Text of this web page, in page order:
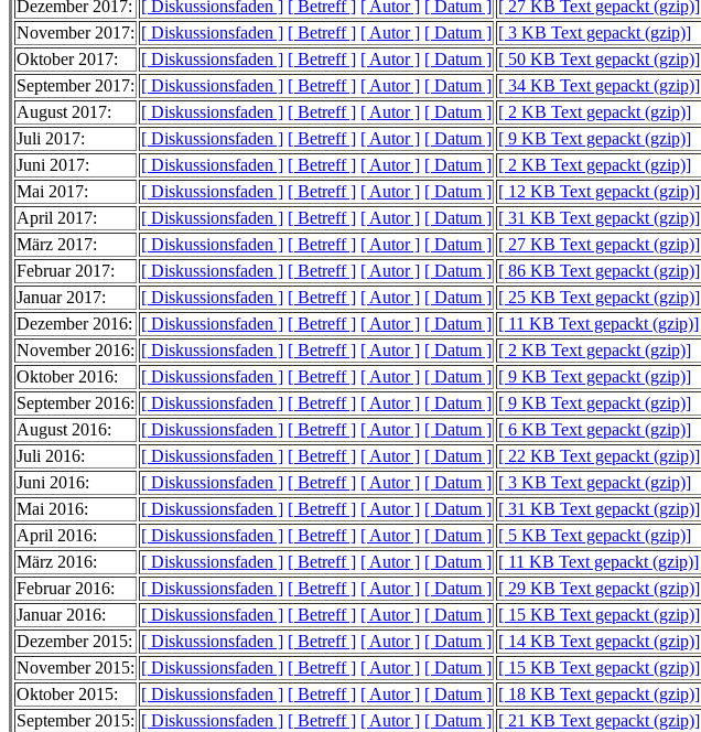
Dezember 2017: [ Diskussionsfaden ] [ Betreff ] [ Autor ] [ Datum ] [ 27 KB Text gepackt (gzip)]
November 2017: [ Diskussionsfaden ] [ Betreff ] [ Autor ] [ Datum ] [ 3 KB Text gepackt (gzip)]
Oktober 2017:
[ Diskussionsfaden ] [ Betreff ] [ Autor ] [ Datum ] [ 50 KB Text gepackt (gzip)]
September 2017: [ Diskussionsfaden ] [ Betreff ] [ Autor ] [ Datum ] [ 34 KB Text gepackt (gzip)]
August 2017:
[ Diskussionsfaden ] [ Betreff ] [ Autor ] [ Datum ] [ 2 KB Text gepackt (gzip)]
Juli 2017:
[ Diskussionsfaden ] [ Betreff ] [ Autor ] [ Datum ] [ 9 KB Text gepackt (gzip)]
Juni 2017:
[ Diskussionsfaden ] [ Betreff ] [ Autor ] [ Datum ] [ 2 KB Text gepackt (gzip)]
Mai 2017:
[ Diskussionsfaden ] [ Betreff ] [ Autor ] [ Datum ] [ 12 KB Text gepackt (gzip)]
April 2017:
[ Diskussionsfaden ] [ Betreff ] [ Autor ] [ Datum ] [ 31 KB Text gepackt (gzip)]
März 2017:
[ Diskussionsfaden ] [ Betreff ] [ Autor ] [ Datum ] [ 27 KB Text gepackt (gzip)]
Februar 2017:
[ Diskussionsfaden ] [ Betreff ] [ Autor ] [ Datum ] [ 86 KB Text gepackt (gzip)]
Januar 2017:
[ Diskussionsfaden ] [ Betreff ] [ Autor ] [ Datum ] [ 25 KB Text gepackt (gzip)]
Dezember 2016: [ Diskussionsfaden ] [ Betreff ] [ Autor ] [ Datum ] [ 11 KB Text gepackt (gzip)]
November 2016: [ Diskussionsfaden ] [ Betreff ] [ Autor ] [ Datum ] [ 2 KB Text gepackt (gzip)]
Oktober 2016:
[ Diskussionsfaden ] [ Betreff ] [ Autor ] [ Datum ] [ 9 KB Text gepackt (gzip)]
September 2016: [ Diskussionsfaden ] [ Betreff ] [ Autor ] [ Datum ] [ 9 KB Text gepackt (gzip)]
August 2016:
[ Diskussionsfaden ] [ Betreff ] [ Autor ] [ Datum ] [ 6 KB Text gepackt (gzip)]
Juli 2016:
[ Diskussionsfaden ] [ Betreff ] [ Autor ] [ Datum ] [ 22 KB Text gepackt (gzip)]
Juni 2016:
[ Diskussionsfaden ] [ Betreff ] [ Autor ] [ Datum ] [ 3 KB Text gepackt (gzip)]
Mai 2016:
[ Diskussionsfaden ] [ Betreff ] [ Autor ] [ Datum ] [ 31 KB Text gepackt (gzip)]
April 2016:
[ Diskussionsfaden ] [ Betreff ] [ Autor ] [ Datum ] [ 5 KB Text gepackt (gzip)]
März 2016:
[ Diskussionsfaden ] [ Betreff ] [ Autor ] [ Datum ] [ 11 KB Text gepackt (gzip)]
Februar 2016:
[ Diskussionsfaden ] [ Betreff ] [ Autor ] [ Datum ] [ 29 KB Text gepackt (gzip)]
Januar 2016:
[ Diskussionsfaden ] [ Betreff ] [ Autor ] [ Datum ] [ 15 KB Text gepackt (gzip)]
Dezember 2015: [ Diskussionsfaden ] [ Betreff ] [ Autor ] [ Datum ] [ 14 KB Text gepackt (gzip)]
November 2015: [ Diskussionsfaden ] [ Betreff ] [ Autor ] [ Datum ] [ 15 KB Text gepackt (gzip)]
Oktober 2015:
[ Diskussionsfaden ] [ Betreff ] [ Autor ] [ Datum ] [ 18 KB Text gepackt (gzip)]
September 2015: [ Diskussionsfaden ] [ Betreff ] [ Autor ] [ Datum ] [ 21 KB Text gepackt (gzip)]